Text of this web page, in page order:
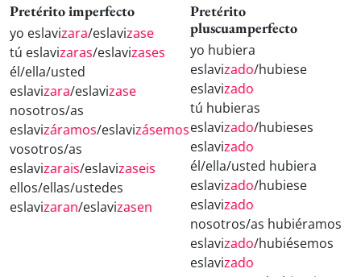
Pretérito imperfecto
yo eslavizara/eslavizase
tú eslavizaras/eslavizases
él/ella/usted
eslavizara/eslavizase
nosotros/as
eslavizáramos/eslavizásemos
vosotros/as
eslavizarais/eslavizaseis
ellos/ellas/ustedes
eslavizaran/eslavizasen
Pretérito
pluscuamperfecto
yo hubiera
eslavizado/hubiese
eslavizado
tú hubieras
eslavizado/hubieses
eslavizado
él/ella/usted hubiera
eslavizado/hubiese
eslavizado
nosotros/as hubiéramos
eslavizado/hubiésemos
eslavizado